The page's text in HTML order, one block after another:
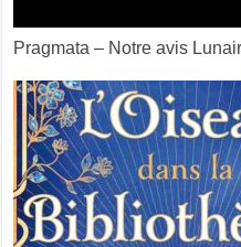
Pragmata – Notre avis